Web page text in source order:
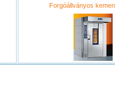
Forgóállványos